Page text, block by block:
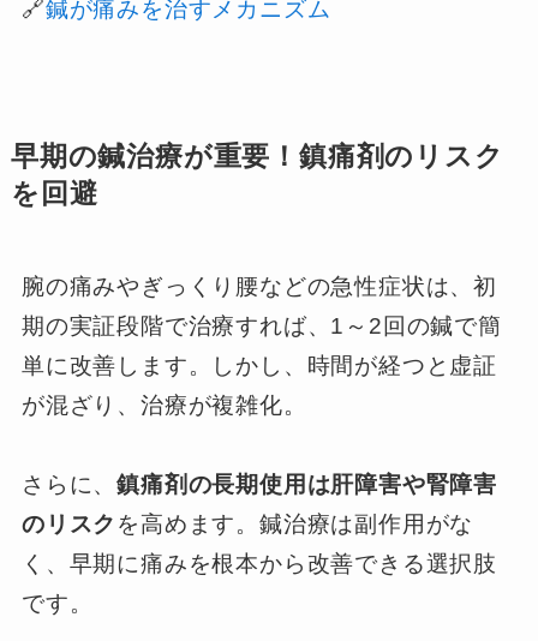
🔗鍼が痛みを治すメカニズム
早期の鍼治療が重要！鎮痛剤のリスク
を回避
腕の痛みやぎっくり腰などの急性症状は、初
期の実証段階で治療すれば、1～2回の鍼で簡
単に改善します。しかし、時間が経つと虚証
が混ざり、治療が複雑化。
さらに、鎮痛剤の長期使用は肝障害や腎障害
のリスク を高めます。鍼治療は副作用がな
く、早期に痛みを根本から改善できる選択肢
です。